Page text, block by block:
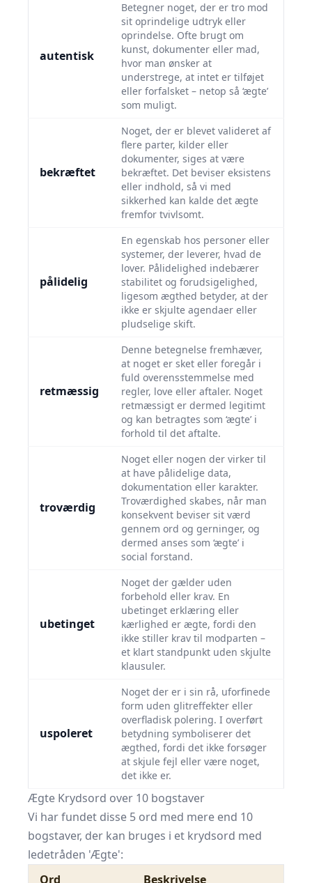
autentisk
Betegner noget, der er tro mod
sit oprindelige udtryk eller
oprindelse. Ofte brugt om
kunst, dokumenter eller mad,
hvor man ønsker at
understrege, at intet er tilføjet
eller forfalsket – netop så ‘ægte’
som muligt.
bekræftet
Noget, der er blevet valideret af
flere parter, kilder eller
dokumenter, siges at være
bekræftet. Det beviser eksistens
eller indhold, så vi med
sikkerhed kan kalde det ægte
fremfor tvivlsomt.
pålidelig
En egenskab hos personer eller
systemer, der leverer, hvad de
lover. Pålidelighed indebærer
stabilitet og forudsigelighed,
ligesom ægthed betyder, at der
ikke er skjulte agendaer eller
pludselige skift.
retmæssig
Denne betegnelse fremhæver,
at noget er sket eller foregår i
fuld overensstemmelse med
regler, love eller aftaler. Noget
retmæssigt er dermed legitimt
og kan betragtes som ‘ægte’ i
forhold til det aftalte.
troværdig
Noget eller nogen der virker til
at have pålidelige data,
dokumentation eller karakter.
Troværdighed skabes, når man
konsekvent beviser sit værd
gennem ord og gerninger, og
dermed anses som ‘ægte’ i
social forstand.
ubetinget
Noget der gælder uden
forbehold eller krav. En
ubetinget erklæring eller
kærlighed er ægte, fordi den
ikke stiller krav til modparten –
et klart standpunkt uden skjulte
klausuler.
uspoleret
Noget der er i sin rå, uforfinede
form uden glitreffekter eller
overfladisk polering. I overført
betydning symboliserer det
ægthed, fordi det ikke forsøger
at skjule fejl eller være noget,
det ikke er.
Ægte Krydsord over 10 bogstaver
Vi har fundet disse 5 ord med mere end 10
bogstaver, der kan bruges i et krydsord med
ledetråden 'Ægte':
Ord
Beskrivelse